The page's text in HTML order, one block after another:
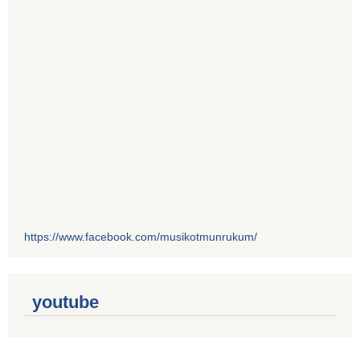
https://www.facebook.com/musikotmunrukum/
youtube